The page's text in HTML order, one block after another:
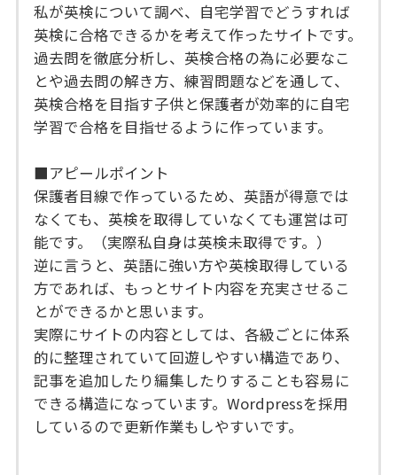
私が英検について調べ、自宅学習でどうすれば
英検に合格できるかを考えて作ったサイトです。
過去問を徹底分析し、英検合格の為に必要なこ
とや過去問の解き方、練習問題などを通して、
英検合格を目指す子供と保護者が効率的に自宅
学習で合格を目指せるように作っています。
■アピールポイント
保護者目線で作っているため、英語が得意では
なくても、英検を取得していなくても運営は可
能です。（実際私自身は英検未取得です。）
逆に言うと、英語に強い方や英検取得している
方であれば、もっとサイト内容を充実させるこ
とができるかと思います。
実際にサイトの内容としては、各級ごとに体系
的に整理されていて回遊しやすい構造であり、
記事を追加したり編集したりすることも容易に
できる構造になっています。Wordpressを採用
しているので更新作業もしやすいです。